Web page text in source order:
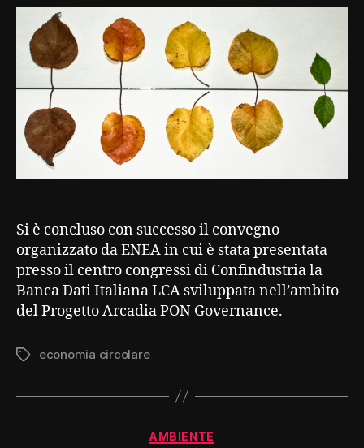
LCA
italiana
Si è concluso con successo il convegno
organizzato da ENEA in cui è stata presentata
presso il centro congressi di Confindustria la
Banca Dati Italiana LCA sviluppata nell’ambito
del Progetto Arcadia PON Governance.
Tag economia circolare
Categorie
AMBIENTE